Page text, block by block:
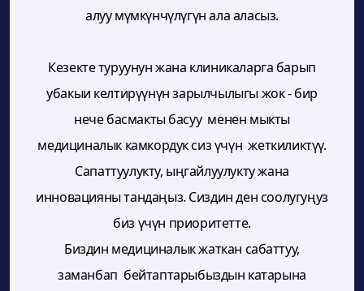
алуу мүмкүнчүлүгүн ала аласыз.
Кезекте туруунун жана клиникаларга барып
убакыи келтирүүнүн зарылчылыгы жок - бир
нече басмакты басуу менен мыкты
медициналык камкордук сиз үчүн жеткиликтүү.
Сапаттуулукту, ыңгайлуулукту жана
инновацияны тандаңыз. Сиздин ден соолугуңуз
биз үчүн приоритетте.
Биздин медициналык жаткан сабаттуу,
заманбап бейтаптарыбыздын катарына